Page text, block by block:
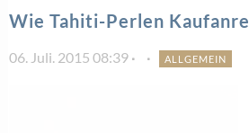
Wie Tahiti-Perlen
06. Juli. 2015 08:39 ALLGEMEIN